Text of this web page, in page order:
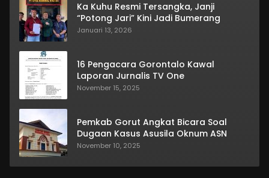
Ka Kuhu Resmi Tersangka, Janji
“Potong Jari” Kini Jadi Bumerang
Januari 13, 2026
16 Pengacara Gorontalo Kawal
Laporan Jurnalis TV One
November 15, 2025
Pemkab Gorut Angkat Bicara Soal
Dugaan Kasus Asusila Oknum ASN
November 10, 2025